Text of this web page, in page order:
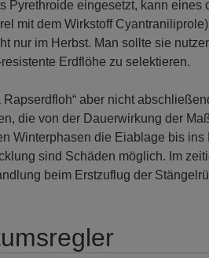
Pyrethroide eingesetzt, kann eines
mit dem Wirkstoff
nur im Herbst. Man sollte sie
Erdflöhe zu selektieren.
aber nicht
die von der Dauerwirkung der
Winterphasen die Eiablage bis
sind Schäden möglich. Im
beim Erstzuflug der